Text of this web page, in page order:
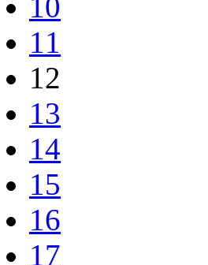
11
12
13
14
15
16
17